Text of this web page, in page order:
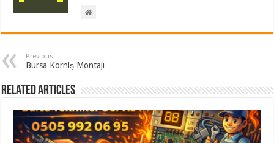
Previous
Bursa Korniş Montajı
Related Articles